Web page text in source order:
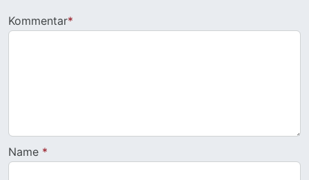
Kommentar*
Name *